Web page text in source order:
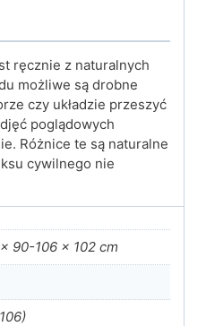
ręcznie z naturalnych
możliwe są drobne
czy układzie przeszyć
poglądowych
Różnice te są naturalne
cywilnego nie
90-106 × 102 cm